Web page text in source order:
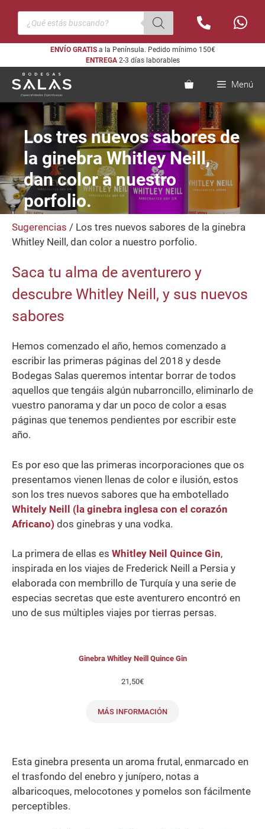
contenido
Búsqueda
de
productos
ENVÍO GRATIS a la Península. Pedido mínimo 150€
ENTREGA 2-3 días laborables
Menú
Los tres nuevos sabores de
la ginebra Whitley Neill,
dan color a nuestro
porfolio.
Sugerencias / Los tres nuevos sabores de la ginebra
Whitley Neill, dan color a nuestro porfolio.
Saca tu alma de aventurero y
descubre Whitley Neill, y sus nuevos
sabores
Hemos comenzado el año, hemos comenzado a
escribir las primeras páginas del 2018 y desde
Bodegas Salas queremos intentar borrar de todos
aquellos que tengáis algún nubarroncillo, eliminarlo de
vuestro panorama y dar un poco de color a esas
páginas que tenemos pendientes por escribir este
año.
Es por eso que las primeras incorporaciones que os
presentamos vienen llenas de color e ilusión, estos
son los tres nuevos sabores que ha embotellado
Whitely Neill (la ginebra inglesa con el corazón
Africano) dos ginebras y una vodka.
La primera de ellas es Whitley Neil Quince Gin,
inspirada en los viajes de Frederick Neill a Persia y
elaborada con membrillo de Turquía y una serie de
especias secretas que este aventurero encontró en
uno de sus múltiples viajes por tierras persas.
Ginebra Whitley Neill Quince Gin
21,50€
MÁS INFORMACIÓN
Esta ginebra presenta un aroma frutal, enmarcado en
el trasfondo del enebro y junípero, notas a
albaricoques, melocotones y pomelos son fácilmente
perceptibles.